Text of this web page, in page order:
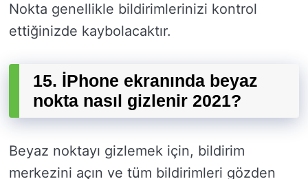
Nokta genellikle bildirimlerinizi kontrol
ettiğinizde kaybolacaktır.
15. İPhone ekranında beyaz
nokta nasıl gizlenir 2021?
Beyaz noktayı gizlemek için, bildirim
merkezini açın ve tüm bildirimleri gözden